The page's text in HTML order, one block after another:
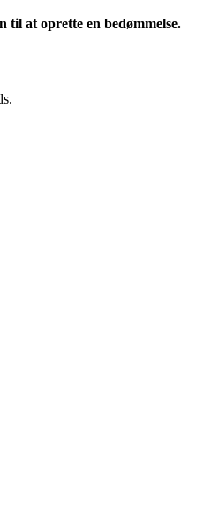
til at oprette en bedømmelse.